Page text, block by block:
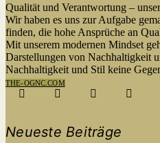
Qualität und Verantwortung –
Wir haben es uns zur Aufgabe
finden, die hohe Ansprüche an
Mit unserem modernen Mindset
Darstellungen von Nachhaltigkeit
Nachhaltigkeit und Stil keine
THE-OGNC.COM
Neueste Beiträge